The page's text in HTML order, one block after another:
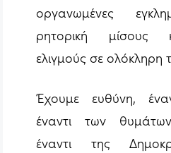
οργανωμένες
ρητορική μίσους
ελιγμούς σε ολόκληρη
Έχουμε ευθύνη,
έναντι των
έναντι της